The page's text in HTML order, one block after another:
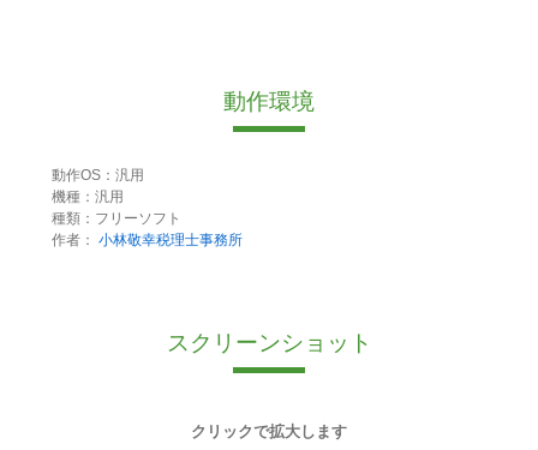
動作環境
動作OS：汎用
機種：汎用
種類：フリーソフト
作者： 小林敬幸税理士事務所
スクリーンショット
クリックで拡大します